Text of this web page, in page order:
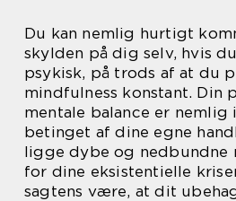
Du kan nemlig hurtigt
skylden på dig selv, hvis
psykisk, på trods af at du
mindfulness konstant. Din
mentale balance er
betinget af dine egne
ligge dybe og nedbundne
for dine eksistentielle
sagtens være, at dit